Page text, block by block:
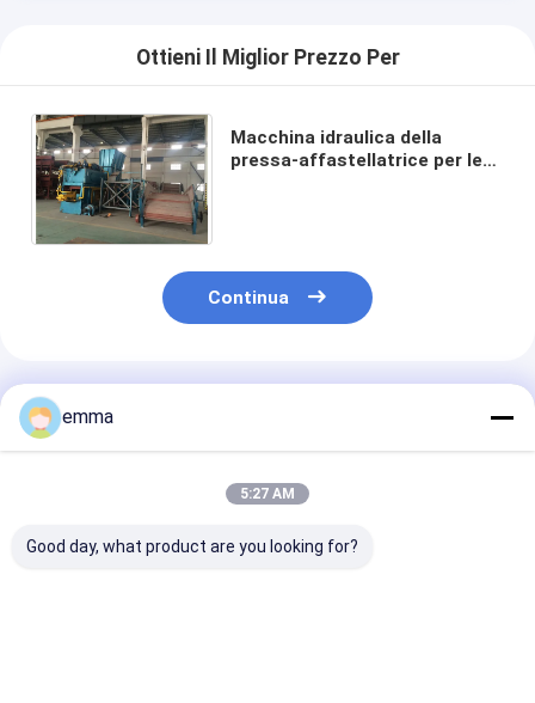
Ottieni Il Miglior Prezzo Per
Macchina idraulica della
pressa-affastellatrice per le
Continua
Prodotti Raccomandati
emma
5:27 AM
Good day, what product are you looking for?